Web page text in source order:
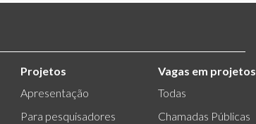
Projetos
Apresentação
Para pesquisadores
Vagas em projetos
Todas
Chamadas Públicas